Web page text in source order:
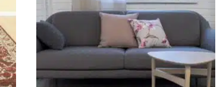
valinnat
tuotteen
sivulla.